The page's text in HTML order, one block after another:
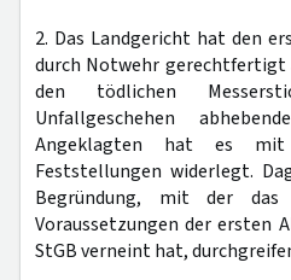
2. Das Landgericht hat den
durch Notwehr gerechtfertigt
den tödlichen
Unfallgeschehen
Angeklagten hat es mit
Feststellungen widerlegt.
Begründung, mit der das
Voraussetzungen der ersten
StGB verneint hat,